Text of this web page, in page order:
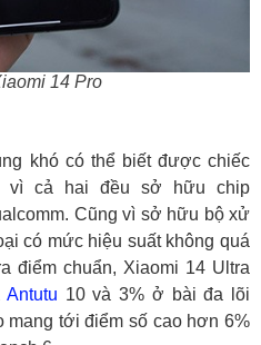
14 Pro
khó có thể biết được chiếc
vì cả hai đều sở hữu chip
Cũng vì sở hữu bộ xử
có mức hiệu suất không quá
điểm chuẩn, Xiaomi 14 Ultra
Antutu 10 và 3% ở bài đa lõi
mang tới điểm số cao hơn 6%